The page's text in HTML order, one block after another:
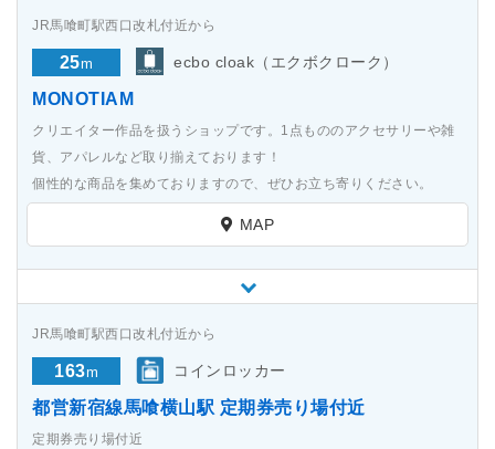
JR馬喰町駅西口改札付近から
25m ecbo cloak（エクボクローク）
MONOTIAM
クリエイター作品を扱うショップです。1点もののアクセサリーや雑
貨、アパレルなど取り揃えております！
個性的な商品を集めておりますので、ぜひお立ち寄りください。
MAP
JR馬喰町駅西口改札付近から
163m コインロッカー
都営新宿線馬喰横山駅 定期券売り場付近
定期券売り場付近